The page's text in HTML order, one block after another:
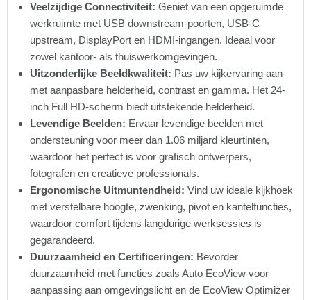
Veelzijdige Connectiviteit: Geniet van een opgeruimde
werkruimte met USB downstream-poorten, USB-C
upstream, DisplayPort en HDMI-ingangen. Ideaal voor
zowel kantoor- als thuiswerkomgevingen.
Uitzonderlijke Beeldkwaliteit: Pas uw kijkervaring aan
met aanpasbare helderheid, contrast en gamma. Het 24-
inch Full HD-scherm biedt uitstekende helderheid.
Levendige Beelden: Ervaar levendige beelden met
ondersteuning voor meer dan 1.06 miljard kleurtinten,
waardoor het perfect is voor grafisch ontwerpers,
fotografen en creatieve professionals.
Ergonomische Uitmuntendheid: Vind uw ideale kijkhoek
met verstelbare hoogte, zwenking, pivot en kantelfuncties,
waardoor comfort tijdens langdurige werksessies is
gegarandeerd.
Duurzaamheid en Certificeringen: Bevorder
duurzaamheid met functies zoals Auto EcoView voor
aanpassing aan omgevingslicht en de EcoView Optimizer